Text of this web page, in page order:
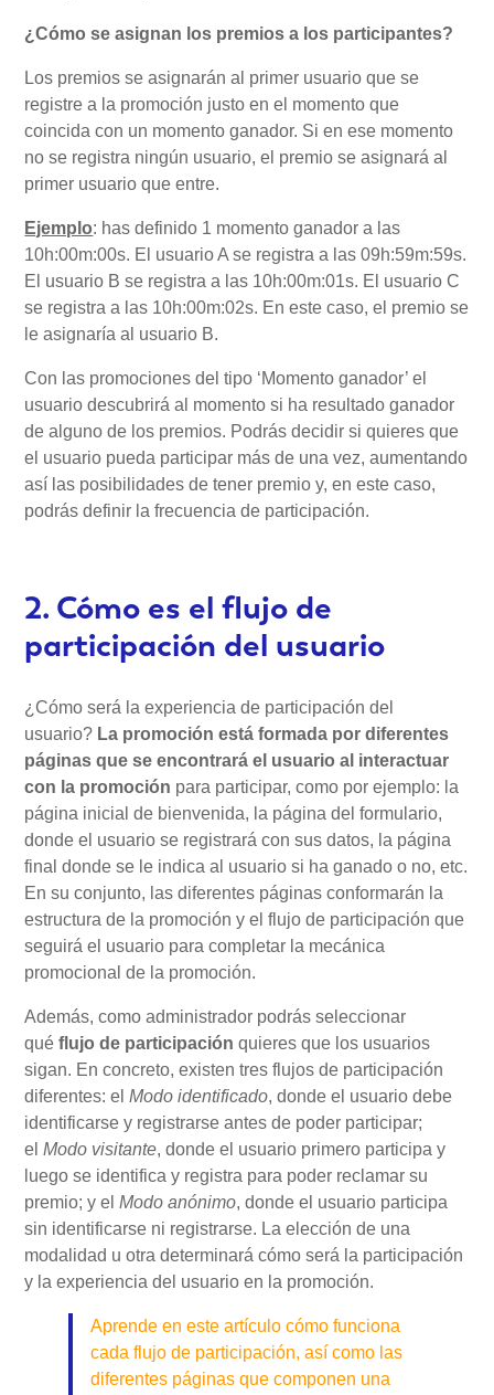
¿Cómo se asignan los premios a los participantes?
Los premios se asignarán al primer usuario que se
registre a la promoción justo en el momento que
coincida con un momento ganador. Si en ese momento
no se registra ningún usuario, el premio se asignará al
primer usuario que entre.
Ejemplo: has definido 1 momento ganador a las
10h:00m:00s. El usuario A se registra a las 09h:59m:59s.
El usuario B se registra a las 10h:00m:01s. El usuario C
se registra a las 10h:00m:02s. En este caso, el premio se
le asignaría al usuario B.
Con las promociones del tipo ‘Momento ganador’ el
usuario descubrirá al momento si ha resultado ganador
de alguno de los premios. Podrás decidir si quieres que
el usuario pueda participar más de una vez, aumentando
así las posibilidades de tener premio y, en este caso,
podrás definir la frecuencia de participación.
2. Cómo es el flujo de
participación del usuario
¿Cómo será la experiencia de participación del
usuario? La promoción está formada por diferentes
páginas que se encontrará el usuario al interactuar
con la promoción para participar, como por ejemplo: la
página inicial de bienvenida, la página del formulario,
donde el usuario se registrará con sus datos, la página
final donde se le indica al usuario si ha ganado o no, etc.
En su conjunto, las diferentes páginas conformarán la
estructura de la promoción y el flujo de participación que
seguirá el usuario para completar la mecánica
promocional de la promoción.
Además, como administrador podrás seleccionar
quéflujo de participación quieres que los usuarios
sigan. En concreto, existen tres flujos de participación
diferentes: elModo identificado, donde el usuario debe
identificarse y registrarse antes de poder participar;
elModo visitante, donde el usuario primero participa y
luego se identifica y registra para poder reclamar su
premio; y elModo anónimo, donde el usuario participa
sin identificarse ni registrarse. La elección de una
modalidad u otra determinará cómo será la participación
y la experiencia del usuario en la promoción.
Aprende en este artículo cómo funciona
cada flujo de participación, así como las
diferentes páginas que componen una